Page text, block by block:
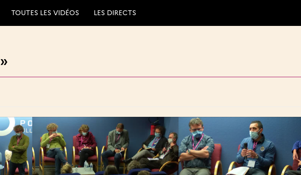
TOUTES LES VIDÉOS LES DIRECTS